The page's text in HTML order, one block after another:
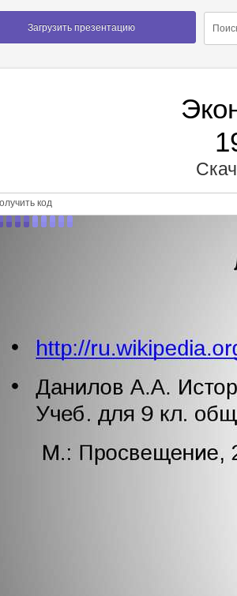
Загрузить презентацию
код